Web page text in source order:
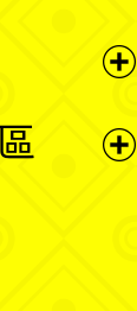
單
選
單